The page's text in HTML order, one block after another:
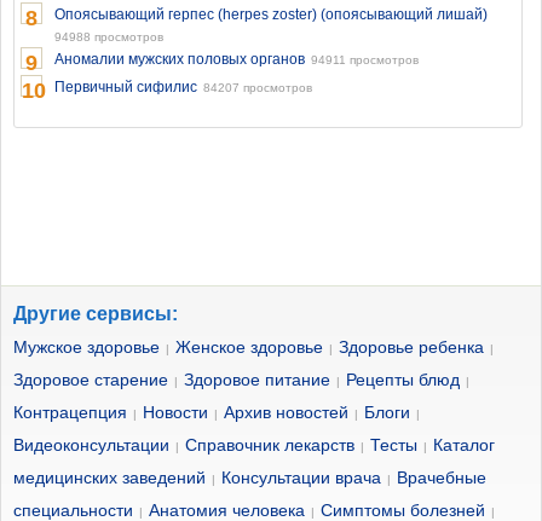
8 Опоясывающий герпес (herpes zoster) (опоясывающий лишай)
94988 просмотров
9 Аномалии мужских половых органов 94911 просмотров
10 Первичный сифилис 84207 просмотров
Другие сервисы:
Мужское здоровье | Женское здоровье | Здоровье ребенка |
Здоровое старение | Здоровое питание | Рецепты блюд |
Контрацепция | Новости | Архив новостей | Блоги |
Видеоконсультации | Справочник лекарств | Тесты |
Каталог
медицинских заведений
| Консультации врача |
Врачебные
специальности
| Анатомия человека | Симптомы болезней |